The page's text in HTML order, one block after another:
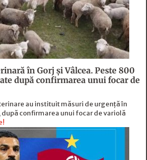
în Gorj și Vâlcea. Peste 800
după confirmarea unui focar de
au instituit măsuri de urgență în
confirmarea unui focar de variolă